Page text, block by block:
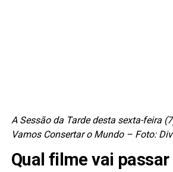
A Sessão da Tarde desta sexta-feira
Vamos Consertar o Mundo – Foto:
Qual filme vai passar